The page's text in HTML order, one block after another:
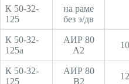
К 50-32-
125
на раме
без э/дв
К 50-32-
125а
АИР 80
А2
К 50-32-
125
АИР 80
В2